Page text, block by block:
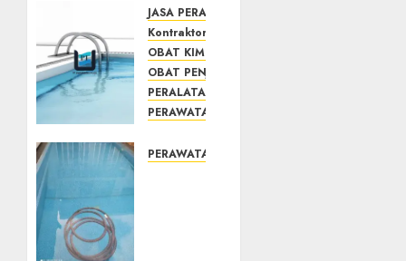
JASA PERAWATAN AIR KOLAM RENANG
Kontraktor Kolam Renang
OBAT KIMIA PENJERNIH KOLAM
OBAT PENJERNIH KOLAM RENANG
PERALATAN KOLAM RENANG
PERAWATAN KOLAM RENANG
Mengenal
PERAWATAN KOLAM RENANG